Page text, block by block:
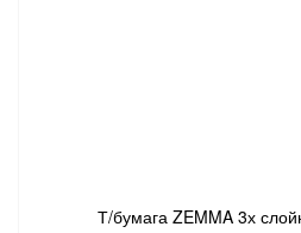
Т/бумага ZEMMA 3х